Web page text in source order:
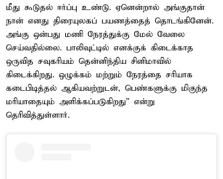
மீது கூடுதல் ஈர்ப்பு உண்டு. ஏனென்றால் அங்குதான்
நான் எனது திரையுலகப் பயணத்தைத் தொடங்கினேன்.
அங்கு ஒன்பது மணி நேரத்துக்கு மேல் வேலை
செய்வதில்லை. பாலிவுட்டில் எனக்குக் கிடைக்காத
ஒருவித சவுகரியம் தென்னிந்திய சினிமாவில்
கிடைக்கிறது. ஒழுக்கம் மற்றும் நேரத்தை சரியாக
கடைபிடித்தல் ஆகியவற்றுடன், பெண்களுக்கு மிகுந்த
மரியாதையும் அளிக்கப்படுகிறது” என்று
தெரிவித்துள்ளார்.